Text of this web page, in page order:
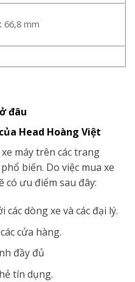
66,8 mm
đâu
Head Hoàng Việt
máy trên các trang
biến. Do việc mua xe
ưu điểm sau đây:
các dòng xe và các đại lý.
cửa hàng.
đầy đủ
tín dụng.